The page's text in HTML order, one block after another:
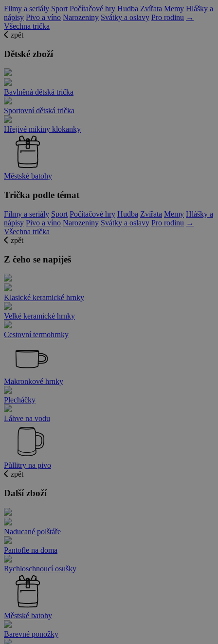
Filmy a seriály Sport Počítačové hry Hudba Zvířata Memy Hlášky a
nápisy Pivo a víno Narozeniny Svátky a oslavy Pro rodinu →
Všechna trička
zpět
Dětské zboží
Bavlněná dětská trička
Sportovní dětská trička
Hřejivé mikiny klokanky
Městské batohy
Trička podle témat
Filmy a seriály Sport Počítačové hry Hudba Zvířata Memy Hlášky a
nápisy Pivo a víno Narozeniny Svátky a oslavy Pro rodinu →
Všechna trička
zpět
Z čeho se napiješ
Klasické keramické hrnky
Velké keramické hrnky
Cestovní termohrnky
Makronkové hrnky
Plecháčky
Láhve na vodu
Půllitry na pivo
zpět
Další zboží
Naducané polštáře
Pantofle na doma
Rychloschnoucí osušky
Městské batohy
Barevné ponožky